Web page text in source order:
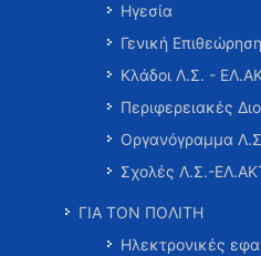
Ηγεσία
Γενική
Κλάδοι Λ.Σ. -
Περιφερειακές
Οργανόγραμμα
Σχολές Λ.Σ.-
ΓΙΑ ΤΟΝ ΠΟΛΙΤΗ
Ηλεκτρονικές